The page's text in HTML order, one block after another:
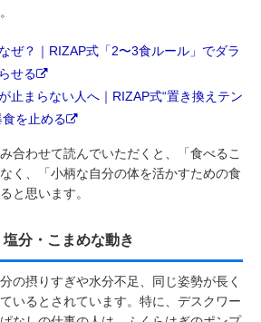
ぜ？｜RIZAP式「2〜3食ルール」でダラ
せる
止まらない人へ｜RIZAP式“置き換えテン
食を止める
合わせて読んでいただくと、「食べるこ
く、「小柄な自分の体を活かすための食
と思います。
分・こまめな動き
の摂りすぎや水分不足、同じ姿勢が長く
いるとされています。特に、デスクワー